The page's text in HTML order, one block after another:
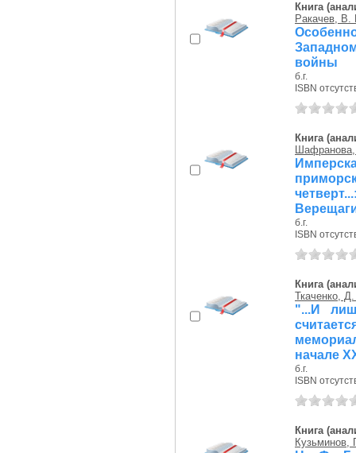
Книга
Ракачев, В.
войны
б.г.
ISBN
Книга
б.г.
ISBN
Книга
Ткаченко,
"...И
начале
б.г.
ISBN
Книга
Кузьминов,